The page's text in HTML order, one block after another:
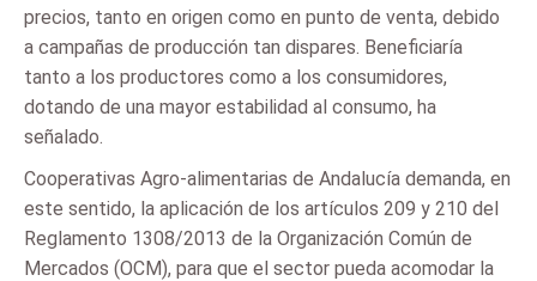
precios, tanto en origen como en punto de venta, debido
a campañas de producción tan dispares. Beneficiaría
tanto a los productores como a los consumidores,
dotando de una mayor estabilidad al consumo, ha
señalado.
Cooperativas Agro-alimentarias de Andalucía demanda, en
este sentido, la aplicación de los artículos 209 y 210 del
Reglamento 1308/2013 de la Organización Común de
Mercados (OCM), para que el sector pueda acomodar la